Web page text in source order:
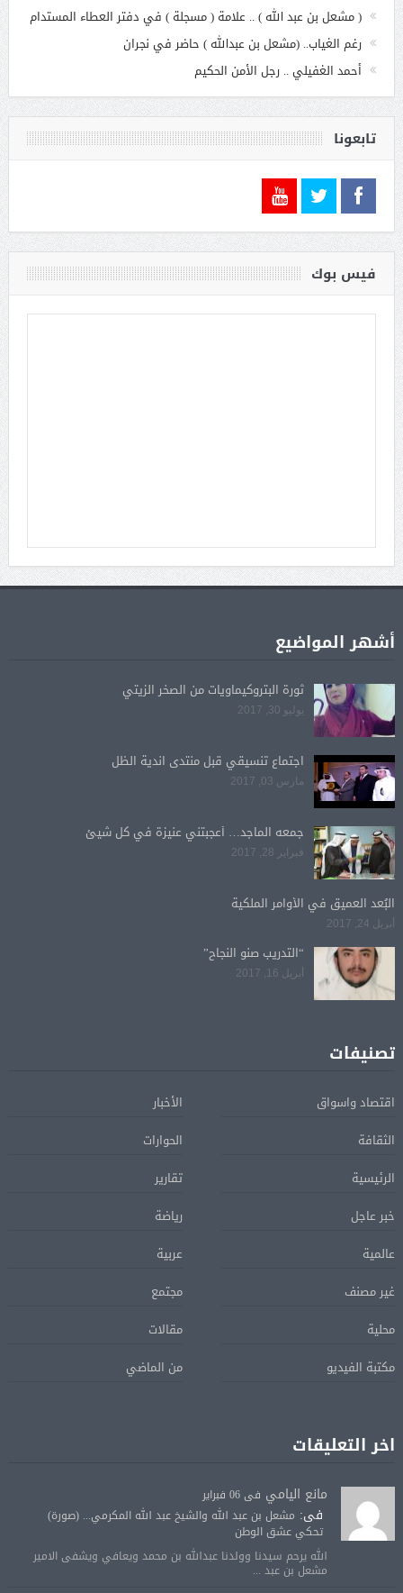
( مشعل بن عبد الله ) .. علامة ( مسجلة ) في دفتر العطاء المستدام
رغم الغياب.. (مشعل بن عبدالله ) حاضر في نجران
أحمد الغفيلي .. رجل الأمن الحكيم
تابعونا
فيس بوك
أشهر المواضيع
ثورة البتروكيماويات من الصخر الزيتي
يوليو 30, 2017
اجتماع تنسيقي قبل منتدى اندية الظل
مارس 03, 2017
جمعه الماجد… أعجبتني عنيزة في كل شيئ
فبراير 28, 2017
البُعد العميق في الأوامر الملكية
أبريل 24, 2017
“التدريب صنو النجاح”
أبريل 16, 2017
تصنيفات
اقتصاد واسواق
الأخبار
الثقافة
الحوارات
الرئيسية
تقارير
خبر عاجل
رياضة
عالمية
عربية
غير مصنف
مجتمع
محلية
مقالات
مكتبة الفيديو
من الماضي
اخر التعليقات
مانع اليامي فى 06 فبراير
فى: مشعل بن عبد الله والشيخ عبد الله المكرمي... (صورة)
تحكي عشق الوطن
الله يرحم سيدنا وولدنا عبدالله بن محمد ويعافي ويشفى الامير
مشعل بن عبد ...